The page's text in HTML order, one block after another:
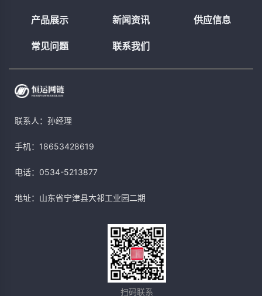
产品展示 新闻资讯 供应信息
常见问题 联系我们
联系人：孙经理
手机：18653428619
电话：0534-5213877
地址：山东省宁津县大祁工业园二期
扫码联系